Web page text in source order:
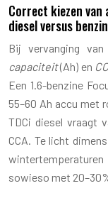
Correct kiezen van
diesel versus
Bij vervanging
capaciteit(Ah) en
Een 1.6-benzine
55–60 Ah accu met
TDCi diesel vraagt
CCA. Te licht
sowieso met